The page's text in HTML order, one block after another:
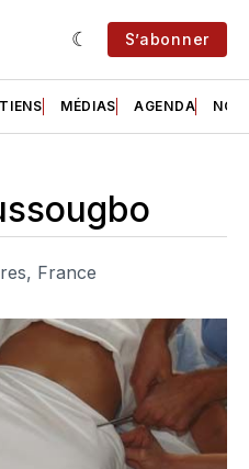
S’abonner
MÉDIAS AGENDA NOS
France